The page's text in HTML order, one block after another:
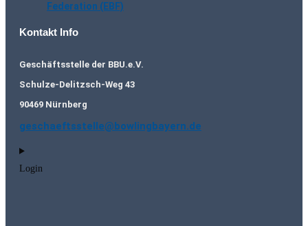
Federation (EBF)
Kontakt Info
Geschäftsstelle der BBU.e.V.
Schulze-Delitzsch-Weg 43
90469 Nürnberg
geschaeftsstelle@bowlingbayern.de
Login